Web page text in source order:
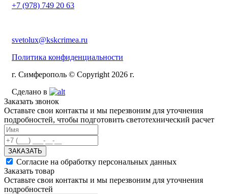
+7 (978) 749 20 63
svetolux@kskcrimea.ru
Политика конфиденциальности
г. Симферополь © Copyright 2026 г.
Сделано в
Заказать звонок
Оставьте свои контакты и мы перезвоним для уточнения
подробностей, чтобы подготовить светотехнический расчет
ЗАКАЗАТЬ
Согласие на обработку персональных данных
Заказать товар
Оставьте свои контакты и мы перезвоним для уточнения
подробностей